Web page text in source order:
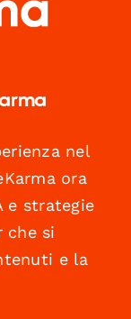
nel
ora
e strategie
che si
e la